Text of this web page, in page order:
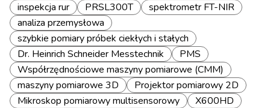
inspekcja rur
PRSL300T
spektrometr FT-NIR
analiza przemysłowa
szybkie pomiary próbek ciekłych i stałych
Dr. Heinrich Schneider Messtechnik
PMS
Współrzędnościowe maszyny pomiarowe (CMM)
maszyny pomiarowe 3D
Projektor pomiarowy 2D
Mikroskop pomiarowy multisensorowy
X600HD